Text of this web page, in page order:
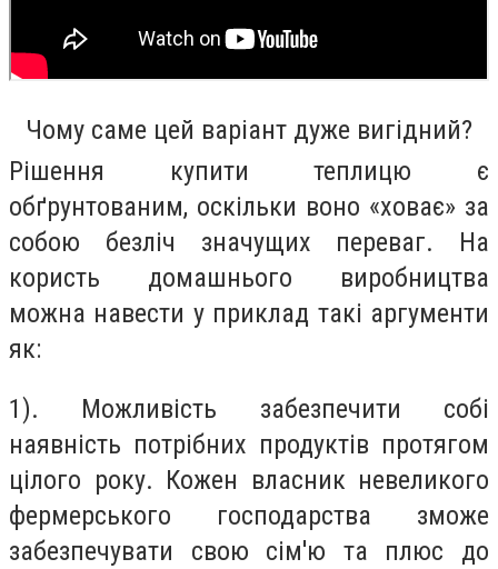
Чому саме цей варіант дуже вигідний?
Рішення купити теплицю є
обґрунтованим, оскільки воно «ховає» за
собою безліч значущих переваг. На
користь домашнього виробництва
можна навести у приклад такі аргументи
як:
1). Можливість забезпечити собі
наявність потрібних продуктів протягом
цілого року. Кожен власник невеликого
фермерського господарства зможе
забезпечувати свою сім'ю та плюс до